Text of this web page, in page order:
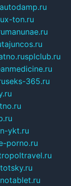
autodamp.ru
x-ton.ru
manunae.ru
tajuncos.ru
splclub.ru
seks-365.ru
ykt.ru
porno.ru